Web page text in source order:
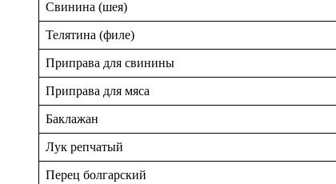
Свинина (шея)
Телятина (филе)
Приправа для свинины
Приправа для мяса
Баклажан
Лук репчатый
Перец болгарский